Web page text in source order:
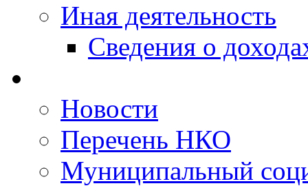
Иная деятельность
Сведения о
Новости
Перечень НКО
Муниципальный